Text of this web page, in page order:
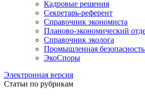
Кадровые решения
Секретарь-референт
Справочник экономиста
Планово-экономический
Справочник эколога
Промышленная
ЭкоСпоры
Электронная версия
Статьи по рубрикам